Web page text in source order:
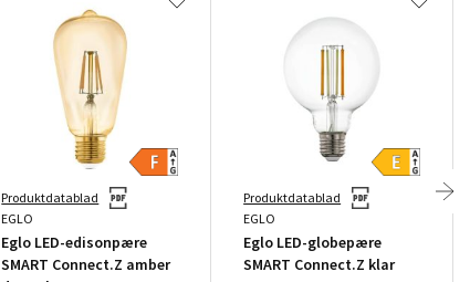
Produktdatablad
EGLO
Eglo LED-edisonpære
SMART Connect.Z amber
Produktdatablad
EGLO
Eglo LED-globepære
SMART Connect.Z klar